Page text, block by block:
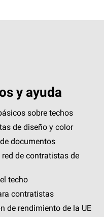
y ayuda
sobre techos
de diseño y color
documentos
red de contratistas de
techo
contratistas
de rendimiento de la UE